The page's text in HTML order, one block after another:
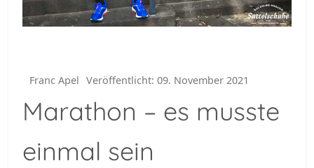
Franc Apel Veröffentlicht: 09. November 2021
Marathon – es musste
einmal sein